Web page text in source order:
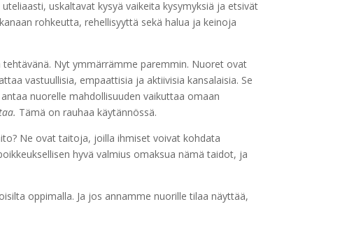
uskaltavat kysyä vaikeita kysymyksiä ja etsivät
rohkeutta, rehellisyyttä sekä halua ja keinoja
Nyt ymmärrämme paremmin. Nuoret ovat
vastuullisia, empaattisia ja aktiivisia kansalaisia. Se
nuorelle mahdollisuuden vaikuttaa omaan
Tämä on rauhaa käytännössä.
Ne ovat taitoja, joilla ihmiset voivat kohdata
hyvä valmius omaksua nämä taidot, ja
oppimalla. Ja jos annamme nuorille tilaa näyttää,